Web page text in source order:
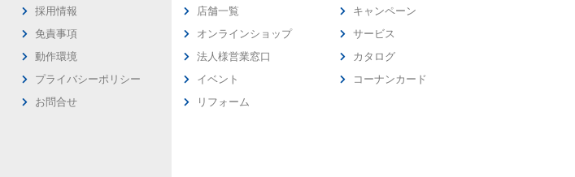
採用情報
免責事項
動作環境
プライバシーポリシー
お問合せ
店舗一覧
オンラインショップ
法人様営業窓口
イベント
リフォーム
キャンペーン
サービス
カタログ
コーナンカード